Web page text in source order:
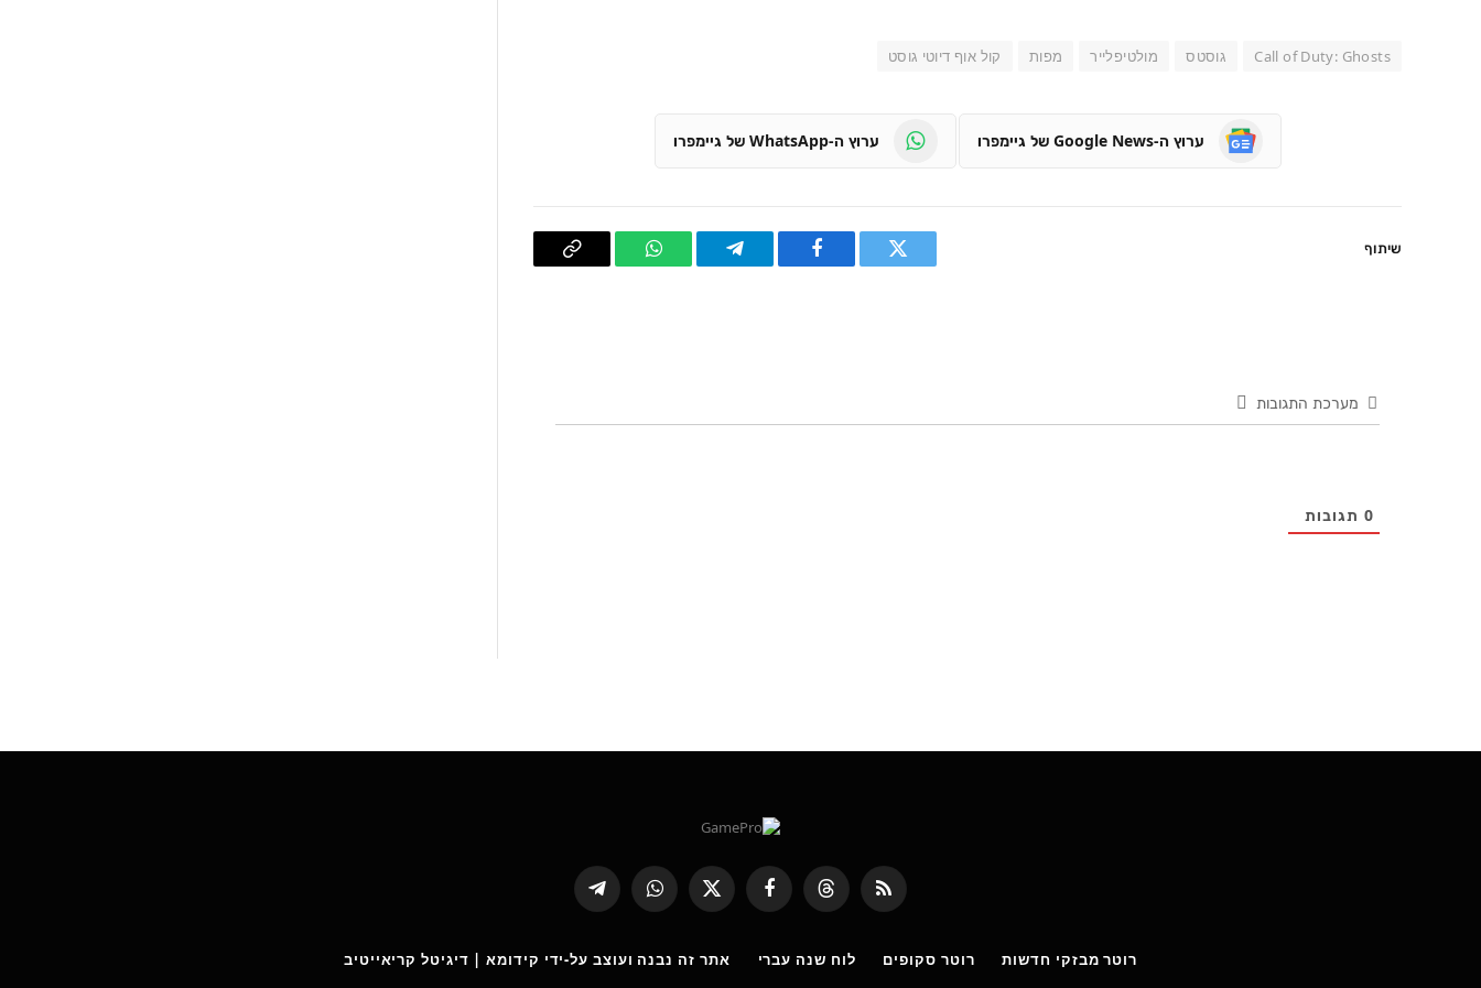
Call of Duty: Ghosts גוסטס מולטיפלייר מפות קול אוף דיוטי גוסט
ערוץ ה-Google News של גיימפרו ערוץ ה-WhatsApp של גיימפרו
שיתוף
טוויטר
פייסבוק Telegram
WhatsAppהעתק
מערכת התגובות
0 תגובות
RSS
Threads פייסבוק
X
(טוויטר)
WhatsApp
Telegram
רוטר מבזקי חדשות רוטר סקופים לוח שנה עברי אתר זה נבנה ועוצב על-ידי קידומא | דיגיטל קריאייטיב